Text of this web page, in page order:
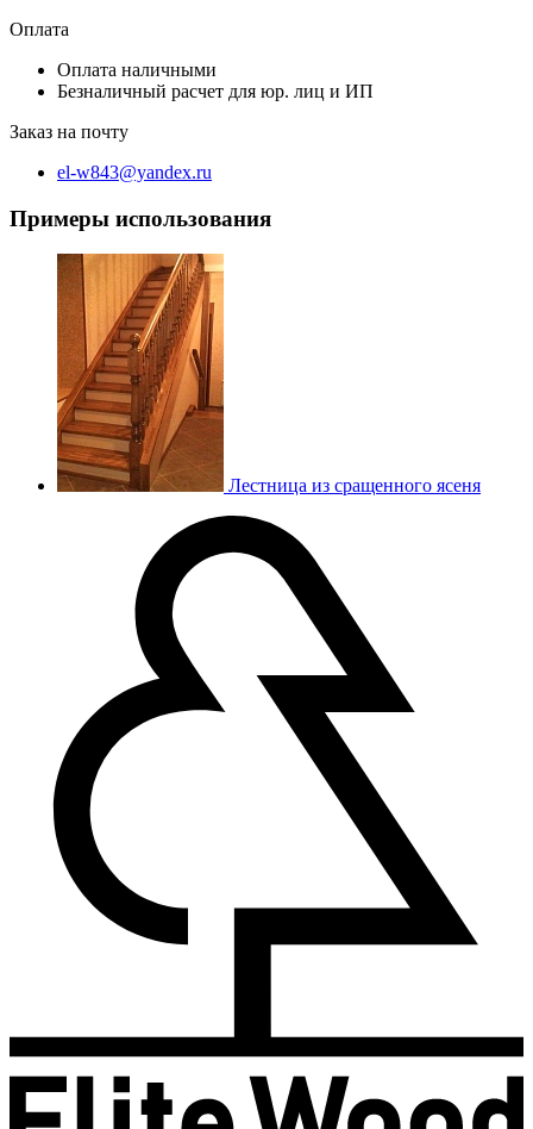
Оплата
Оплата наличными
Безналичный расчет для юр. лиц и ИП
Заказ на почту
el-w843@yandex.ru
Примеры использования
Лестница из сращенного ясеня